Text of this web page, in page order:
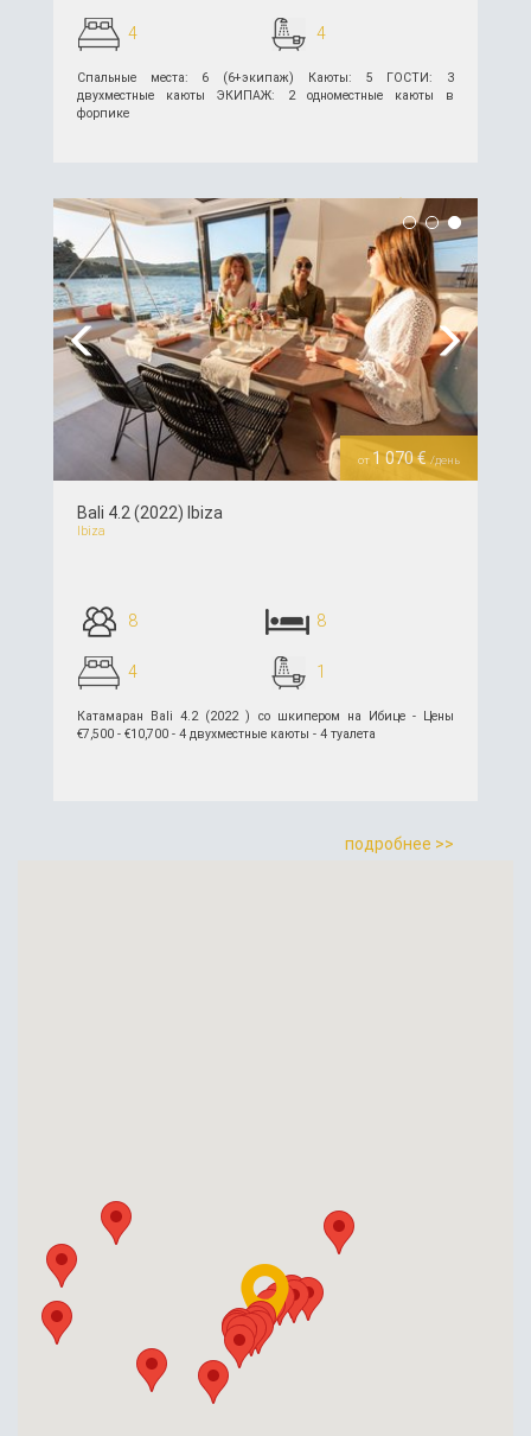
4 4
Спальные места: 6 (6+экипаж) Каюты: 5 ГОСТИ: 3
двухместные каюты ЭКИПАЖ: 2 одноместные каюты в
форпике
подробнее >>
Previous Next
от 1 070 € /день
Bali 4.2 (2022) Ibiza
Ibiza
8 8
4 1
Катамаран Bali 4.2 (2022 ) со шкипером на Ибице - Цены
€7,500 - €10,700 - 4 двухместные каюты - 4 туалета
подробнее >>